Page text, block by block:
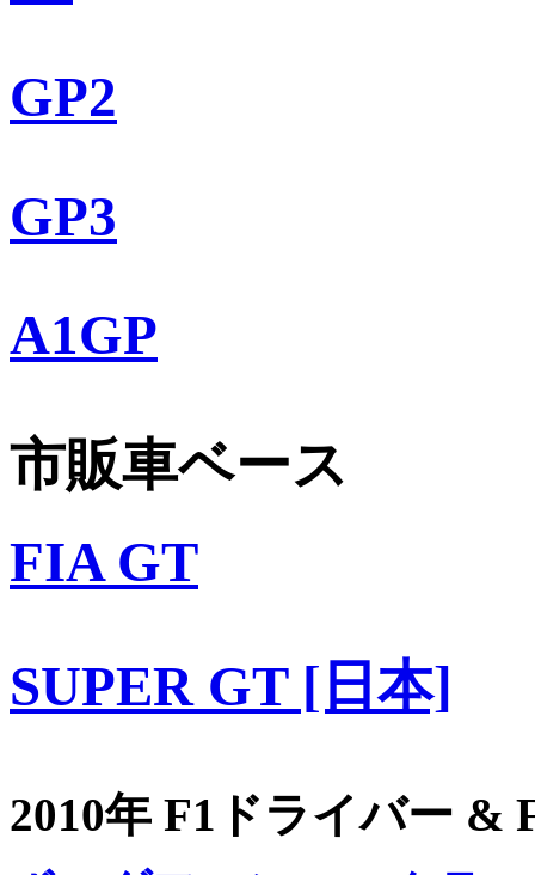
GP2
GP3
A1GP
市販車ベース
FIA GT
SUPER GT [日本]
2010年 F1ドライバー &